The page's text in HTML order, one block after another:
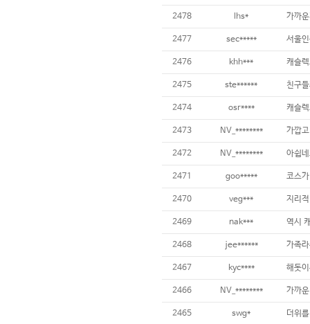
2478 lhs* 가까
2477 sec*****
2476 khh*** 캐슬
2475 ste****** 친구
2474 osr**** 캐슬
2473 NV_******** 가깝
2472 NV_******** 아쉽
2471 goo***** 코스
2470 veg***
2469 nak*** 역시
2468 jee****** 가족
2467 kyc**** 해돗
2466 NV_******** 가까
2465 swg* 더위